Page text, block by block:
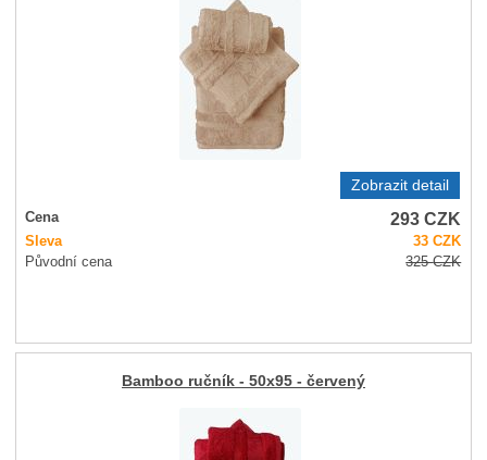
Zobrazit detail
Cena 293CZK
Sleva 33CZK
Původní cena
325CZK
Bamboo ručník - 50x95 - červený